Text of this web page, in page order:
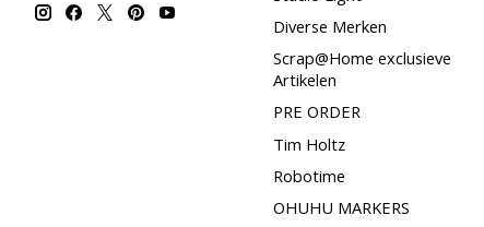
Diverse Merken
Scrap@Home exclusieve
Artikelen
PRE ORDER
Tim Holtz
Robotime
OHUHU MARKERS